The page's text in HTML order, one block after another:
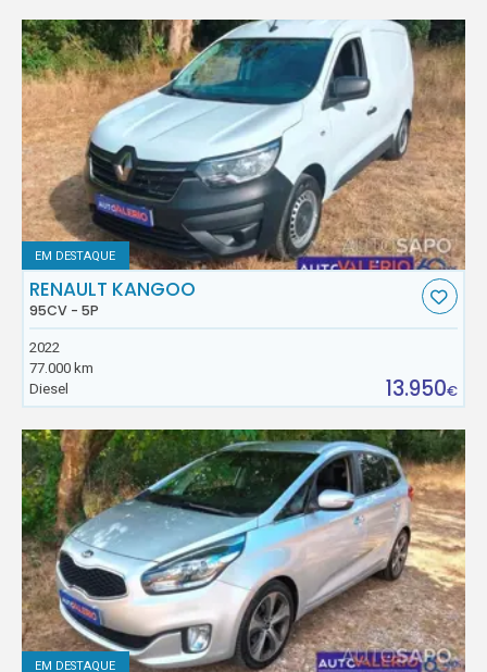
EM DESTAQUE
RENAULT KANGOO
95CV - 5P
2022
77.000 km
Diesel
13.950€
EM DESTAQUE